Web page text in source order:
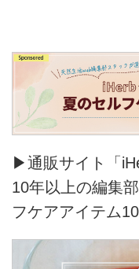
▶通販サイト「
10年以上の編集
フケアアイテム10